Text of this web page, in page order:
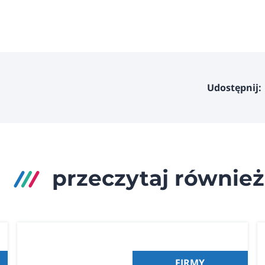
Udostępnij:
przeczytaj również